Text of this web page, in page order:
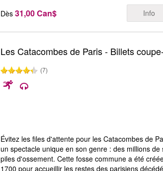
Dès 31,00 Can$ Info
Les Catacombes de Paris - Billets
(7)
Évitez les files d'attente pour les Catacombes de
un spectacle unique en son genre : des millions
piles d'ossement. Cette fosse commune a été
1700 pour accueillir les restes des parisiens